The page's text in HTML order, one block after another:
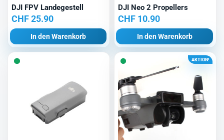
DJI FPV Landegestell
CHF25.90
In den Warenkorb
DJI Neo 2 Propellers
CHF10.90
In den Warenkorb
AKTION!